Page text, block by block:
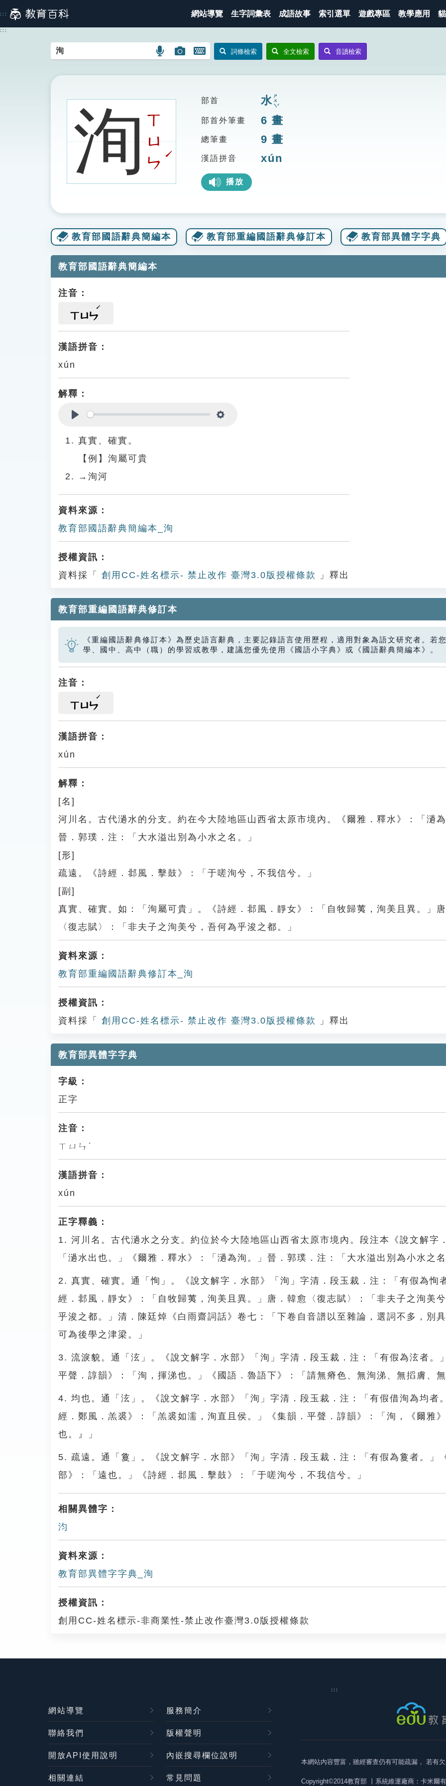
到
主
::: 網站導覽 生字詞彙表 成語故事 索引選單 遊戲專區 教學應用
:::
語
搜
圖
圖
搜
開
鍵
圖
詞條檢索 全文檢索 音讀檢索
洵ㄒ
ㄩ
ㄣ
ˊ
部首 水ㄕㄨㄟˇ
部首外筆畫 6 畫
總筆畫 9 畫
漢語拼音 xún
播放
教育部國語辭典簡編本 教育部重編國語辭典修訂本 教育部異體字字典
教育部國語辭典簡編本
注音：
ㄒㄩㄣ
漢語拼音：
xún
解釋：
真實、確實。
【例】洵屬可貴
→洵河
資料來源：
教育部國語辭典簡編本_洵
授權資訊：
資料採「
創用CC-姓名標示- 禁止改作 臺灣3.0版授權條款 」釋出
教育部重編國語辭典修訂本
《重編國語辭典修訂本》為歷史語言辭典，主要記錄語言使用歷程，適用對象為語文研究者。若
學、國中、高中（職）的學習或教學，建議您優先使用《國語小字典》或《國語辭典簡編本》。
注音：
ㄒㄩㄣ
漢語拼音：
xún
解釋：
[名]
河川名。古代濄水的分支。約在今大陸地區山西省太原市境內。《爾雅．釋水》：「濄
晉．郭璞．注：「大水溢出別為小水之名。」
[形]
疏遠。《詩經．邶風．擊鼓》：「于嗟洵兮，不我信兮。」
[副]
真實、確實。如：「洵屬可貴」。《詩經．邶風．靜女》：「自牧歸荑，洵美且異。」
〈復志賦〉：「非夫子之洵美兮，吾何為乎浚之都。」
資料來源：
教育部重編國語辭典修訂本_洵
授權資訊：
資料採「
創用CC-姓名標示- 禁止改作 臺灣3.0版授權條款 」釋出
教育部異體字字典
字級：
正字
注音：
ㄒㄩㄣˊ
漢語拼音：
xún
正字釋義：
1. 河川名。古代濄水之分支。約位於今大陸地區山西省太原市境內。段注本《說文解字
「濄水出也。」《爾雅．釋水》：「濄為洵。」晉．郭璞．注：「大水溢出別為小水之
2. 真實、確實。通「恂」。《說文解字．水部》「洵」字清．段玉裁．注：「有假為恂
經．邶風．靜女》：「自牧歸荑，洵美且異。」唐．韓愈〈復志賦〉：「非夫子之洵美
乎浚之都。」清．陳廷焯《白雨齋詞話》卷七：「下卷自音譜以至雜論，選詞不多，別
可為後學之津梁。」
3. 流淚貌。通「泫」。《說文解字．水部》「洵」字清．段玉裁．注：「有假為泫者。
平聲．諄韻》：「洵，揮涕也。」《國語．魯語下》：「請無瘠色、無洵涕、無搯膚、
4. 均也。通「泫」。《說文解字．水部》「洵」字清．段玉裁．注：「有假借洵為均者
經．鄭風．羔裘》：「羔裘如濡，洵直且侯。」《集韻．平聲．諄韻》：「洵，《爾雅
也。』」
5. 疏遠。通「敻」。《說文解字．水部》「洵」字清．段玉裁．注：「有假為敻者。」
部》：「遠也。」《詩經．邶風．擊鼓》：「于嗟洵兮，不我信兮。」
相關異體字：
汮
資料來源：
教育部異體字字典_洵
授權資訊：
創用CC-姓名標示-非商業性-禁止改作臺灣3.0版授權條款
:::
網站導覽 服務簡介
聯絡我們 版權聲明
開放API使用說明 內嵌搜尋欄位說明
相關連結 常見問題
本網站內容豐富，雖經審查仍有可能疏漏， 若有
Copyright©2014教育部 丨系統維運廠商：卡米爾